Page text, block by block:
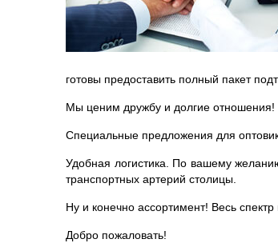
готовы предоставить полный пакет
Мы ценим дружбу и долгие отношения!
Специальные предложения для
Удобная логистика. По вашему
транспортных артерий столицы.
Ну и конечно ассортимент! Весь
Добро пожаловать!